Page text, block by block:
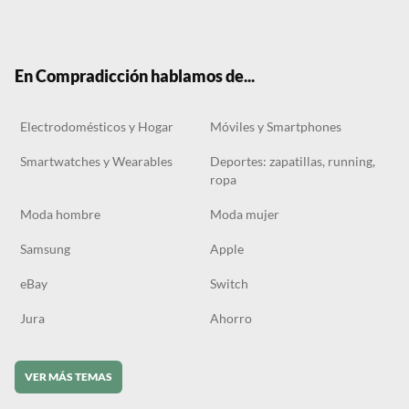
En Compradicción hablamos de...
Electrodomésticos y Hogar Móviles y Smartphones
Smartwatches y Wearables
Deportes: zapatillas, running,
ropa
Moda hombre Moda mujer
Samsung Apple
eBay Switch
Jura Ahorro
VER MÁS TEMAS